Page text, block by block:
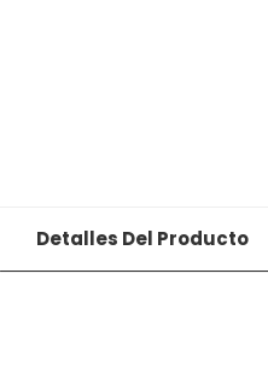
Detalles Del Producto